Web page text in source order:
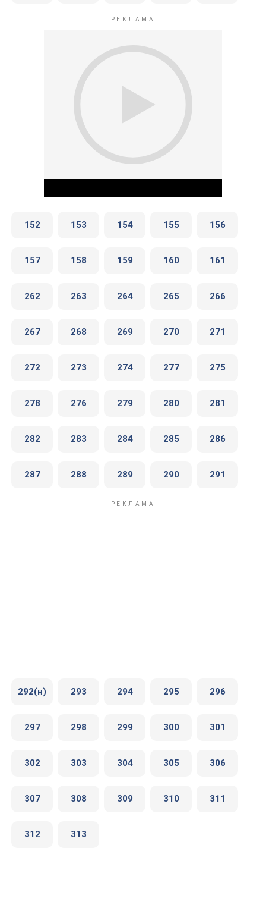
Play Video
152 153 154 155 156
157 158 159 160 161
262 263 264 265 266
267 268 269 270 271
272 273 274 277 275
278 276 279 280 281
282 283 284 285 286
287 288 289 290 291
292(н) 293 294 295 296
297 298 299 300 301
302 303 304 305 306
307 308 309 310 311
312 313